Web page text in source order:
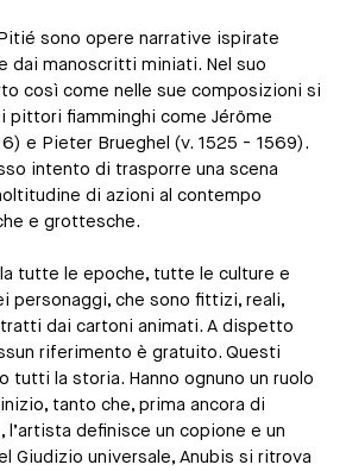
sono opere narrative ispirate
dai manoscritti miniati. Nel suo
così come nelle sue composizioni si
pittori fiamminghi come Jérôme
e Pieter Brueghel (v. 1525 - 1569).
intento di trasporre una scena
di azioni al contempo
e grottesche.
tutte le epoche, tutte le culture e
personaggi, che sono fittizi, reali,
dai cartoni animati. A dispetto
riferimento è gratuito. Questi
tutti la storia. Hanno ognuno un ruolo
tanto che, prima ancora di
l’artista definisce un copione e un
Giudizio universale, Anubis si ritrova